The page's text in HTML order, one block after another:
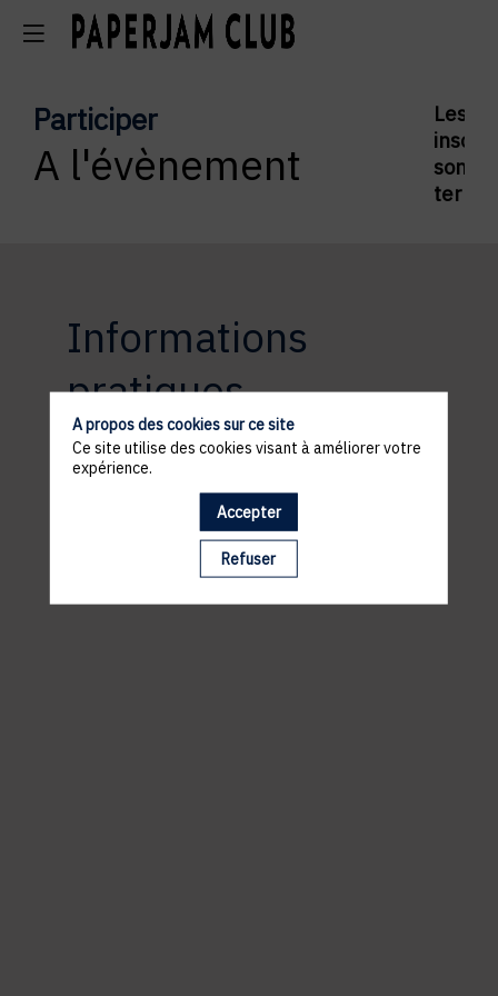
Participer
A l'évènement
Les
sont
Informations
pratiques
ACCÈS ET STATIONNEMENT
A propos des cookies sur ce site
Ce site utilise des cookies visant à améliorer votre
expérience.
Accepter
Refuser